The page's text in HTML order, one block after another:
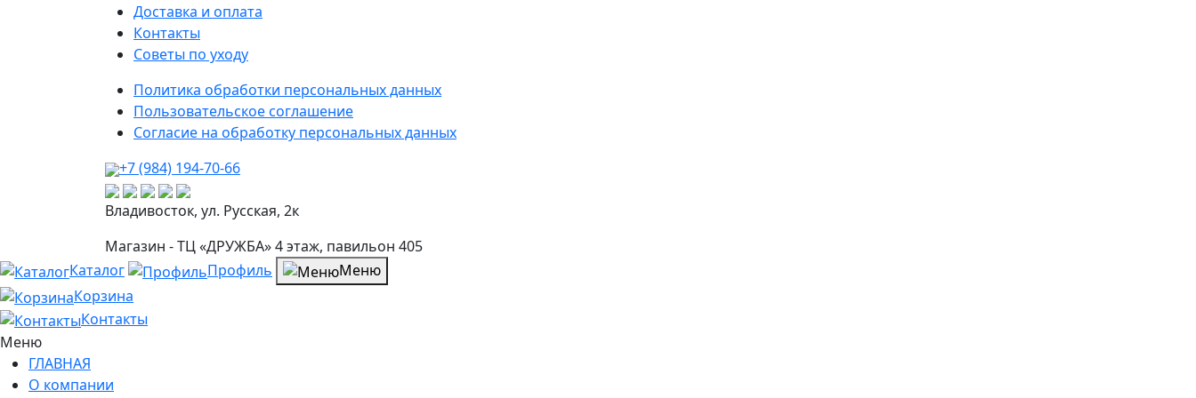
Доставка и оплата
Контакты
Советы по уходу
Политика обработки персональных данных
Пользовательское соглашение
Согласие на обработку персональных данных
+7 (984) 194-70-66
Владивосток, ул. Русская, 2к
Магазин - ТЦ «ДРУЖБА» 4 этаж, павильон 405
Каталог
Профиль
Меню
Корзина
Контакты
Меню
ГЛАВНАЯ
О компании